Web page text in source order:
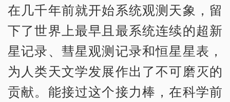
在几千年前就开始系统观测天象，留
下了世界上最早且最系统连续的超新
星记录、彗星观测记录和恒星星表，
为人类天文学发展作出了不可磨灭的
贡献。能接过这个接力棒，在科学前